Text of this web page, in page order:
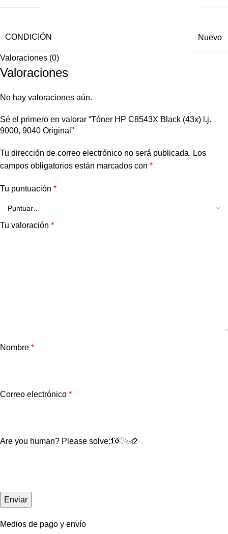
CONDICIÓN Nuevo
Valoraciones (0)
Valoraciones
No hay valoraciones aún.
Sé el primero en valorar “Tóner HP C8543X Black (43x) l.j.
9000, 9040 Original”
Tu dirección de correo electrónico no será publicada. Los
campos obligatorios están marcados con *
Tu puntuación *
Tu valoración *
Nombre *
Correo electrónico *
Are you human? Please solve:
Medios de pago y envío